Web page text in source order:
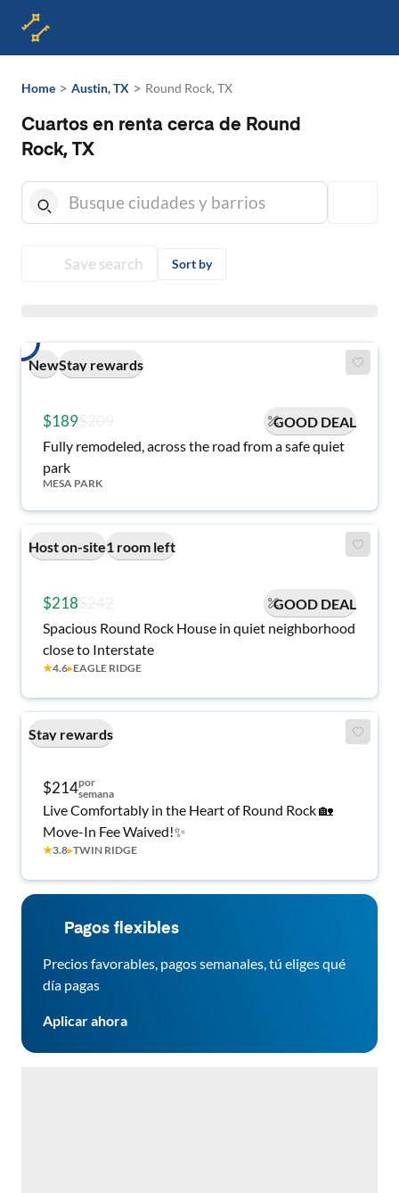
Home > Austin, TX > Round Rock, TX
Cuartos en renta cerca de Round
Rock, TX
Save search Sort by
NewStay rewards
$189
GOOD DEAL
Fully remodeled, across the road from a safe quiet
park
MESA PARK
Host on-site1 room left
$218
GOOD DEAL
Spacious Round Rock House in quiet neighborhood
close to Interstate
★4.6▸EAGLE RIDGE
Stay rewards
$214por
semana
Live Comfortably in the Heart of Round Rock 🏡
Move-In Fee Waived!✨
★3.8▸TWIN RIDGE
Pagos flexibles
Precios favorables, pagos semanales, tú eliges qué
día pagas
Aplicar ahora